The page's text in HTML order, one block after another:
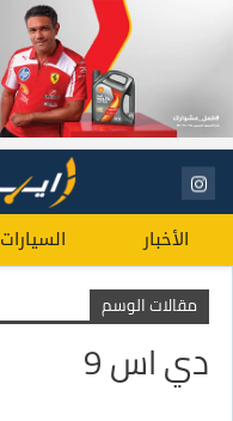
الأخبار السيارات
مقالات الوسم
دي اس 9